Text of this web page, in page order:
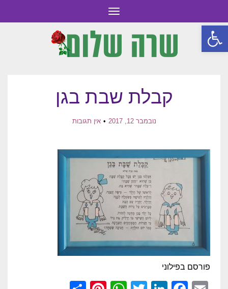
פתח סרגל נגישות
תפריט
קבלת שבת בגן
נובמבר 12, 2017 אין תגובות
פורסם בפילוני